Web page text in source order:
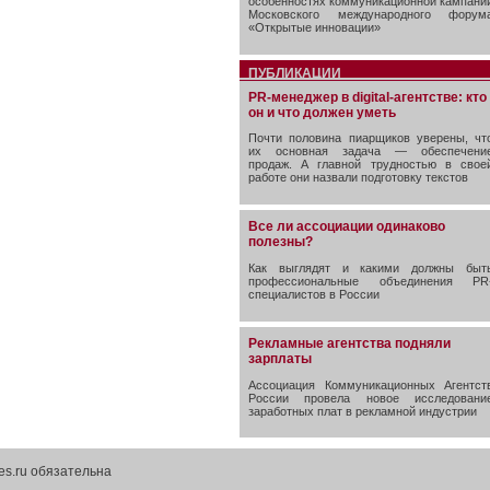
Московского международного
«Открытые инновации»
ПУБЛИКАЦИИ
PR-менеджер в digital-агентстве: кто
он и что должен уметь
Почти половина пиарщиков уверены,
их основная задача —
продаж. А главной трудностью в
работе они назвали подготовку текстов
Все ли ассоциации одинаково
полезны?
Как выглядят и какими должны
профессиональные объединения
специалистов в России
Рекламные агентства подняли
зарплаты
Ассоциация Коммуникационных
России провела новое
заработных плат в рекламной индустрии
обязательна